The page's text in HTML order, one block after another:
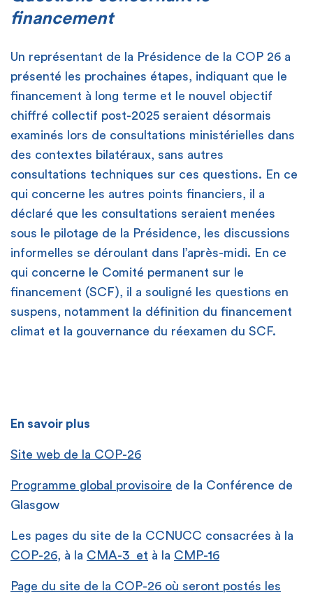
financement
Un représentant de la Présidence de la COP 26 a
présenté les prochaines étapes, indiquant que le
financement à long terme et le nouvel objectif
chiffré collectif post-2025 seraient désormais
examinés lors de consultations ministérielles dans
des contextes bilatéraux, sans autres
consultations techniques sur ces questions. En ce
qui concerne les autres points financiers, il a
déclaré que les consultations seraient menées
sous le pilotage de la Présidence, les discussions
informelles se déroulant dans l’après-midi. En ce
qui concerne le Comité permanent sur le
financement (SCF), il a souligné les questions en
suspens, notamment la définition du financement
climat et la gouvernance du réexamen du SCF.
En savoir plus
Site web de la COP-26
Programme global provisoire de la Conférence de
Glasgow
Les pages du site de la CCNUCC consacrées à la
COP-26 , à la CMA-3 et à la CMP-16
Page du site de la COP-26 où seront postés les